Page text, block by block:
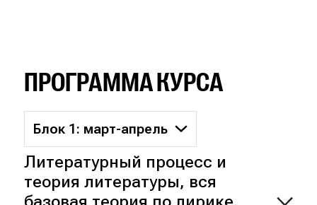
ПРОГРАММА КУРСА
Блок 1: март-апрель
Литературный процесс и
теория литературы, вся